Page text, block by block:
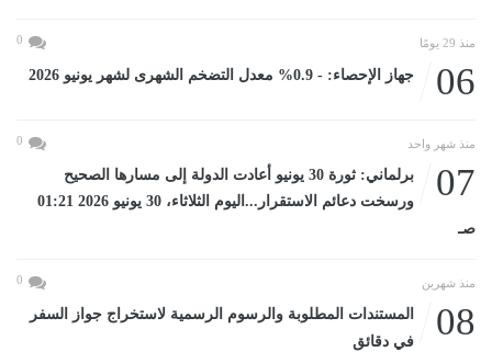
منذ 29 يومًا 0
06 جهاز الإحصاء: - 0.9% معدل التضخم الشهرى لشهر يونيو 2026
منذ شهر واحد 0
07
برلماني: ثورة 30 يونيو أعادت الدولة إلى مسارها الصحيح
ورسخت دعائم الاستقرار...اليوم الثلاثاء، 30 يونيو 2026 01:21
صـ
منذ شهرين 0
08
المستندات المطلوبة والرسوم الرسمية لاستخراج جواز السفر
في دقائق